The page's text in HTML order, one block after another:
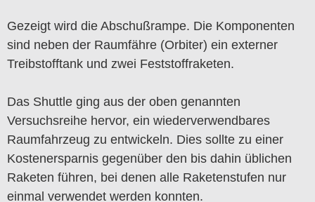
Gezeigt wird die Abschußrampe. Die Komponenten
sind neben der Raumfähre (Orbiter) ein externer
Treibstofftank und zwei Feststoffraketen.
Das Shuttle ging aus der oben genannten
Versuchsreihe hervor, ein wiederverwendbares
Raumfahrzeug zu entwickeln. Dies sollte zu einer
Kostenersparnis gegenüber den bis dahin üblichen
Raketen führen, bei denen alle Raketenstufen nur
einmal verwendet werden konnten.